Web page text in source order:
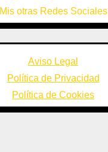
Mis otras Redes Sociales
Aviso Legal
Política de Privacidad
Política de Cookies